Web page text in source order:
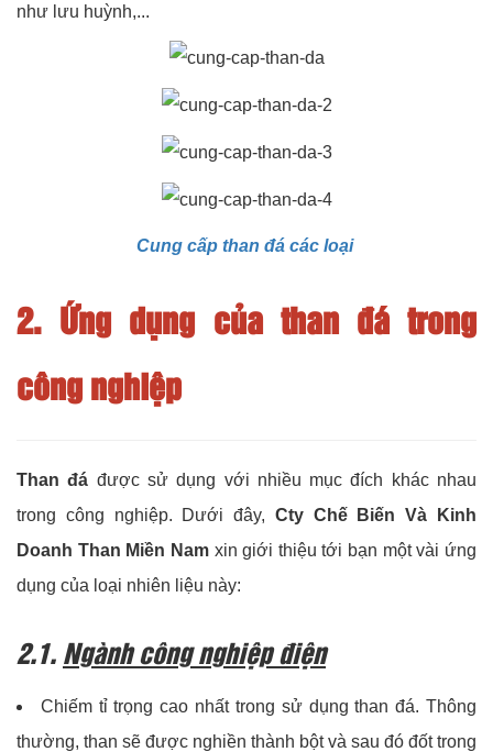
như lưu huỳnh,...
Cung cấp than đá các loại
2. Ứng dụng của than đá trong
công nghiệp
Than đá được sử dụng với nhiều mục đích khác nhau
trong công nghiệp. Dưới đây, Cty Chế Biến Và Kinh
Doanh Than Miền Namxin giới thiệu tới bạn một vài ứng
dụng của loại nhiên liệu này:
2.1. Ngành công nghiệp điện
Chiếm tỉ trọng cao nhất trong sử dụng than đá. Thông
thường, than sẽ được nghiền thành bột và sau đó đốt trong